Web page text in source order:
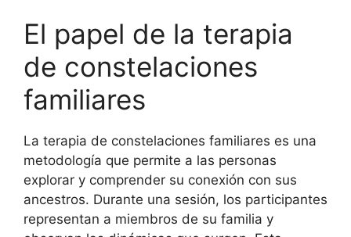
El papel de la terapia
de constelaciones
familiares
La terapia de constelaciones familiares es una
metodología que permite a las personas
explorar y comprender su conexión con sus
ancestros. Durante una sesión, los participantes
representan a miembros de su familia y